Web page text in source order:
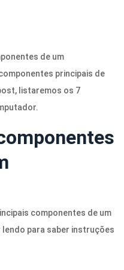
de um
principais de
listaremos os 7
componentes de um
para saber instruções